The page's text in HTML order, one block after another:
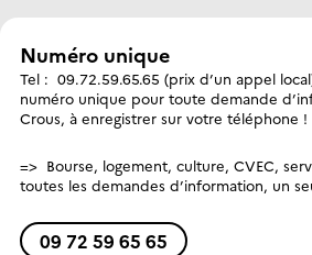
Numéro unique
Tel :
09.72.59.65.65 (prix d’un appel
numéro unique pour toute demande
Crous, à enregistrer sur votre téléphone !
=> Bourse, logement, culture, CVEC,
toutes les demandes d’information, un
09 72 59 65 65